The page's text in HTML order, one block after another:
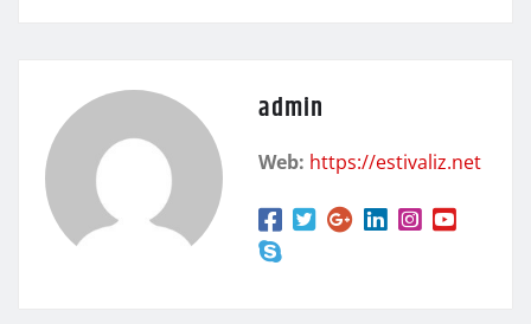
admin
Web: https://estivaliz.net